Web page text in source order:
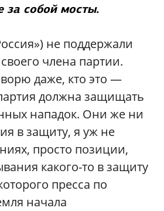
за собой мосты.
не поддержали
члена партии.
даже, кто это —
должна защищать
нападок. Они же ни
в защиту, я уж не
просто позиции,
какого-то в защиту
пресса по
начала